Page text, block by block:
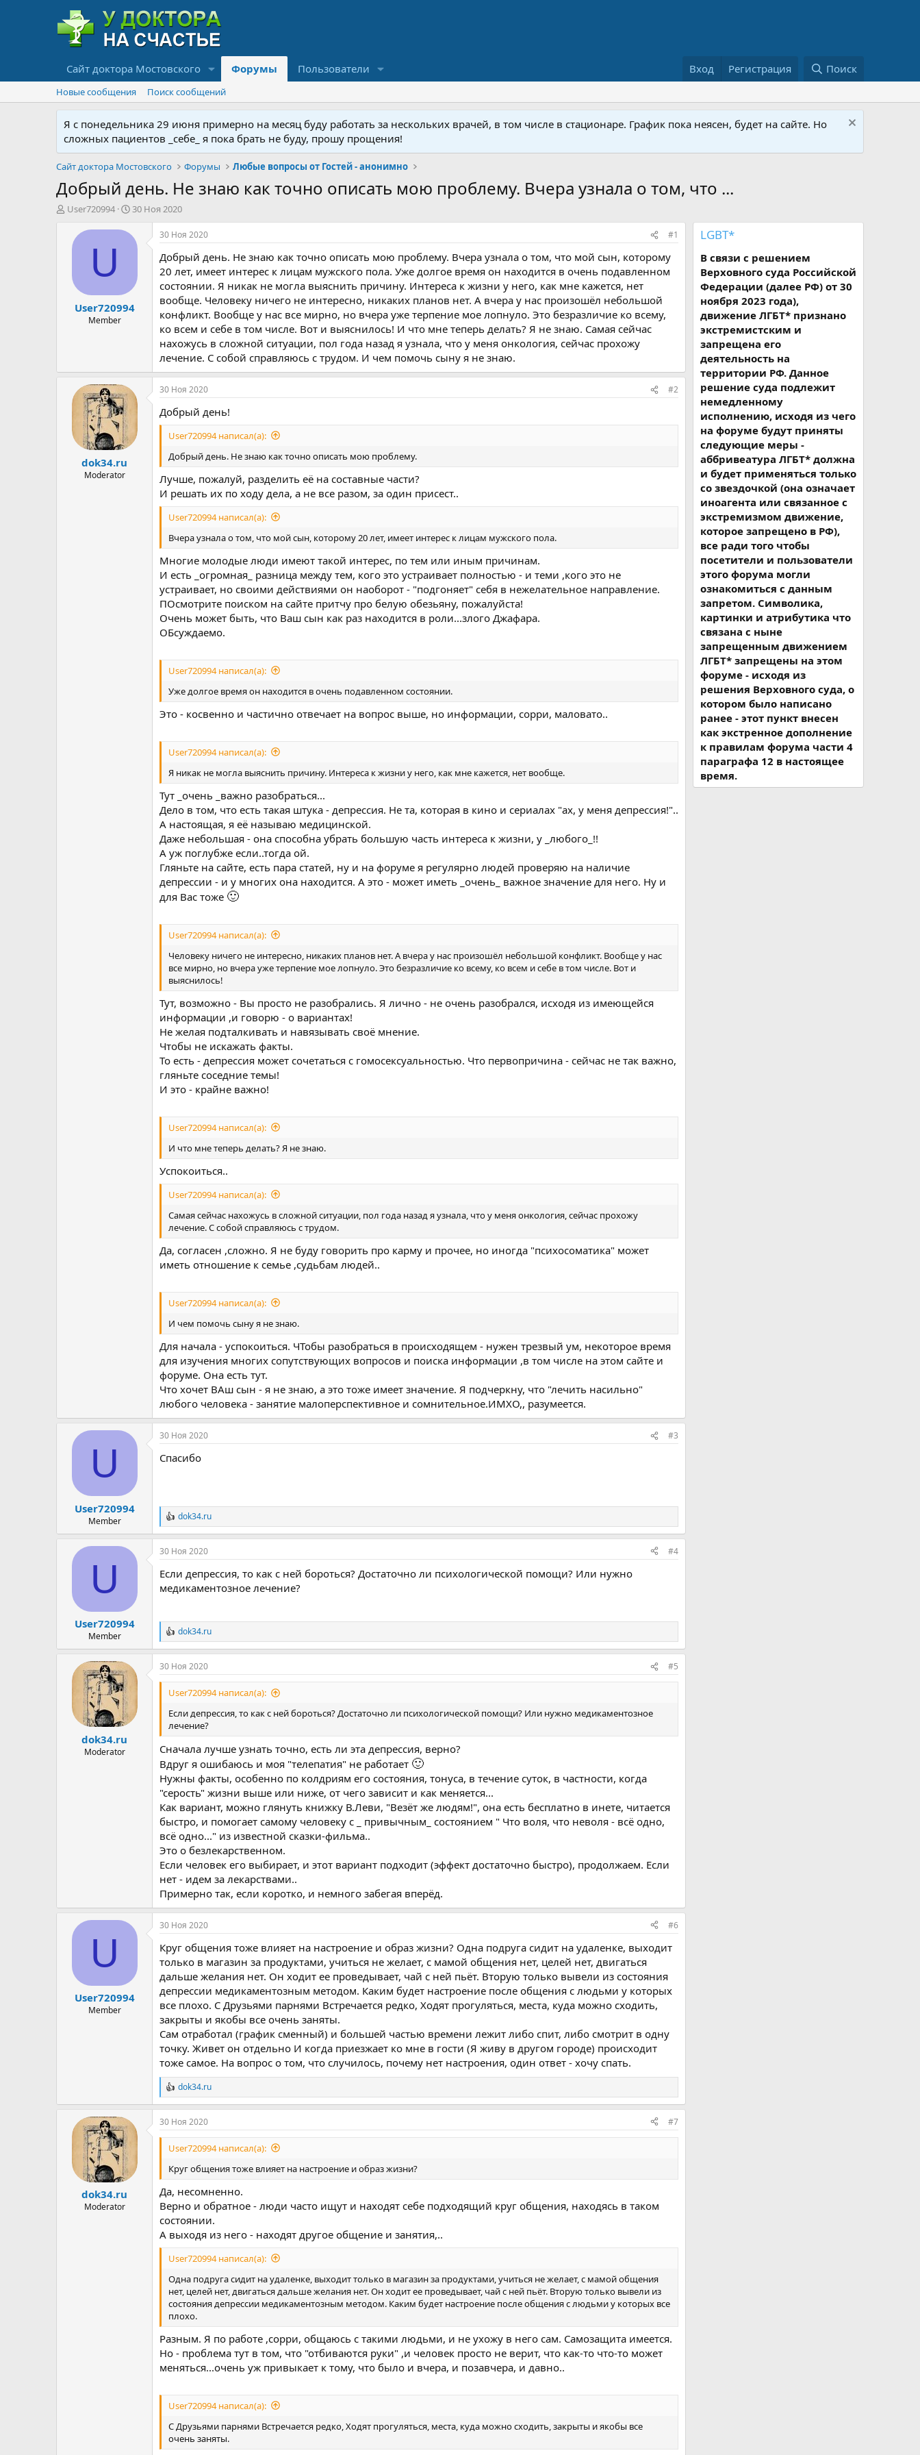
Сайт доктора Мостовского Форумы Пользователи Вход Регистрация Поиск
Новые сообщения Поиск сообщений
Я с понедельника 29 июня примерно на месяц буду работать за нескольких врачей, в том числе в стационаре. График пока неясен, будет на сайте. Но
сложных пациентов _себе_ я пока брать не буду, прошу прощения!
Сайт доктора Мостовского Форумы Любые вопросы от Гостей - анонимно
Добрый день. Не знаю как точно описать мою проблему. Вчера узнала о том, что ...
А
User720994
Д
т
а
ч
л
30 Ноя 2020
U
User720994
Member
30 Ноя 2020 #1
Добрый день. Не знаю как точно описать мою проблему. Вчера узнала о том, что мой сын, которому
20 лет, имеет интерес к лицам мужского пола. Уже долгое время он находится в очень подавленном
состоянии. Я никак не могла выяснить причину. Интереса к жизни у него, как мне кажется, нет
вообще. Человеку ничего не интересно, никаких планов нет. А вчера у нас произошёл небольшой
конфликт. Вообще у нас все мирно, но вчера уже терпение мое лопнуло. Это безразличие ко всему,
ко всем и себе в том числе. Вот и выяснилось! И что мне теперь делать? Я не знаю. Самая сейчас
нахожусь в сложной ситуации, пол года назад я узнала, что у меня онкология, сейчас прохожу
лечение. С собой справляюсь с трудом. И чем помочь сыну я не знаю.
dok34.ru
Moderator
30 Ноя 2020 #2
Добрый день!
User720994 написал(а):
Добрый день. Не знаю как точно описать мою проблему.
Лучше, пожалуй, разделить её на составные части?
И решать их по ходу дела, а не все разом, за один присест..
User720994 написал(а):
Вчера узнала о том, что мой сын, которому 20 лет, имеет интерес к лицам мужского пола.
Многие молодые люди имеют такой интерес, по тем или иным причинам.
И есть _огромная_ разница между тем, кого это устраивает полностью - и теми ,кого это не
устраивает, но своими действиями он наоборот - "подгоняет" себя в нежелательное направление.
ПОсмотрите поиском на сайте притчу про белую обезьяну, пожалуйста!
Очень может быть, что Ваш сын как раз находится в роли...злого Джафара.
ОБсуждаемо.
User720994 написал(а):
Уже долгое время он находится в очень подавленном состоянии.
Это - косвенно и частично отвечает на вопрос выше, но информации, сорри, маловато..
User720994 написал(а):
Я никак не могла выяснить причину. Интереса к жизни у него, как мне кажется, нет вообще.
Тут _очень _важно разобраться...
Дело в том, что есть такая штука - депрессия. Не та, которая в кино и сериалах "ах, у меня депрессия!"..
А настоящая, я её называю медицинской.
Даже небольшая - она способна убрать большую часть интереса к жизни, у _любого_!!
А уж поглубже если..тогда ой.
Гляньте на сайте, есть пара статей, ну и на форуме я регулярно людей проверяю на наличие
депрессии - и у многих она находится. А это - может иметь _очень_ важное значение для него. Ну и
для Вас тоже 🙂
User720994 написал(а):
Человеку ничего не интересно, никаких планов нет. А вчера у нас произошёл небольшой конфликт. Вообще у нас
все мирно, но вчера уже терпение мое лопнуло. Это безразличие ко всему, ко всем и себе в том числе. Вот и
выяснилось!
Тут, возможно - Вы просто не разобрались. Я лично - не очень разобрался, исходя из имеющейся
информации ,и говорю - о вариантах!
Не желая подталкивать и навязывать своё мнение.
Чтобы не искажать факты.
То есть - депрессия может сочетаться с гомосексуальностью. Что первопричина - сейчас не так важно,
гляньте соседние темы!
И это - крайне важно!
User720994 написал(а):
И что мне теперь делать? Я не знаю.
Успокоиться..
User720994 написал(а):
Самая сейчас нахожусь в сложной ситуации, пол года назад я узнала, что у меня онкология, сейчас прохожу
лечение. С собой справляюсь с трудом.
Да, согласен ,сложно. Я не буду говорить про карму и прочее, но иногда "психосоматика" может
иметь отношение к семье ,судьбам людей..
User720994 написал(а):
И чем помочь сыну я не знаю.
Для начала - успокоиться. ЧТобы разобраться в происходящем - нужен трезвый ум, некоторое время
для изучения многих сопутствующих вопросов и поиска информации ,в том числе на этом сайте и
форуме. Она есть тут.
Что хочет ВАш сын - я не знаю, а это тоже имеет значение. Я подчеркну, что "лечить насильно"
любого человека - занятие малоперспективное и сомнительное.ИМХО,, разумеется.
U
User720994
Member
30 Ноя 2020 #3
Спасибо
Р
е
а
к
и
и
dok34.ru
U
User720994
Member
30 Ноя 2020 #4
Если депрессия, то как с ней бороться? Достаточно ли психологической помощи? Или нужно
медикаментозное лечение?
Р
е
а
к
ц
и
dok34.ru
dok34.ru
Moderator
30 Ноя 2020 #5
User720994 написал(а):
Если депрессия, то как с ней бороться? Достаточно ли психологической помощи? Или нужно медикаментозное
лечение?
Сначала лучше узнать точно, есть ли эта депрессия, верно?
Вдруг я ошибаюсь и моя "телепатия" не работает 🙂
Нужны факты, особенно по колдриям его состояния, тонуса, в течение суток, в частности, когда
"серость" жизни выше или ниже, от чего зависит и как меняется...
Как вариант, можно глянуть книжку В.Леви, "Везёт же людям!", она есть бесплатно в инете, читается
быстро, и помогает самому человеку с _ привычным_ состоянием " Что воля, что неволя - всё одно,
всё одно..." из известной сказки-фильма..
Это о безлекарственном.
Если человек его выбирает, и этот вариант подходит (эффект достаточно быстро), продолжаем. Если
нет - идем за лекарствами..
Примерно так, если коротко, и немного забегая вперёд.
U
User720994
Member
30 Ноя 2020 #6
Круг общения тоже влияет на настроение и образ жизни? Одна подруга сидит на удаленке, выходит
только в магазин за продуктами, учиться не желает, с мамой общения нет, целей нет, двигаться
дальше желания нет. Он ходит ее проведывает, чай с ней пьёт. Вторую только вывели из состояния
депрессии медикаментозным методом. Каким будет настроение после общения с людьми у которых
все плохо. С Друзьями парнями Встречается редко, Ходят прогуляться, места, куда можно сходить,
закрыты и якобы все очень заняты.
Сам отработал (график сменный) и большей частью времени лежит либо спит, либо смотрит в одну
точку. Живет он отдельно И когда приезжает ко мне в гости (Я живу в другом городе) происходит
тоже самое. На вопрос о том, что случилось, почему нет настроения, один ответ - хочу спать.
Р
е
а
к
ц
и
dok34.ru
dok34.ru
Moderator
30 Ноя 2020 #7
User720994 написал(а):
Круг общения тоже влияет на настроение и образ жизни?
Да, несомненно.
Верно и обратное - люди часто ищут и находят себе подходящий круг общения, находясь в таком
состоянии.
А выходя из него - находят другое общение и занятия,..
User720994 написал(а):
Одна подруга сидит на удаленке, выходит только в магазин за продуктами, учиться не желает, с мамой общения
нет, целей нет, двигаться дальше желания нет. Он ходит ее проведывает, чай с ней пьёт. Вторую только вывели из
состояния депрессии медикаментозным методом. Каким будет настроение после общения с людьми у которых все
плохо.
Разным. Я по работе ,сорри, общаюсь с такими людьми, и не ухожу в него сам. Самозащита имеется.
Но - проблема тут в том, что "отбиваются руки" ,и человек просто не верит, что как-то что-то может
меняться...очень уж привыкает к тому, что было и вчера, и позавчера, и давно..
User720994 написал(а):
С Друзьями парнями Встречается редко, Ходят прогуляться, места, куда можно сходить, закрыты и якобы все
очень заняты.
LGBT*
В связи с решением
Верховного суда Российской
Федерации (далее РФ) от 30
ноября 2023 года),
движение ЛГБТ* признано
экстремистским и
запрещена его
деятельность на
территории РФ. Данное
решение суда подлежит
немедленному
исполнению, исходя из чего
на форуме будут приняты
следующие меры -
аббривеатура ЛГБТ* должна
и будет применяться только
со звездочкой (она означает
иноагента или связанное с
экстремизмом движение,
которое запрещено в РФ),
все ради того чтобы
посетители и пользователи
этого форума могли
ознакомиться с данным
запретом. Символика,
картинки и атрибутика что
связана с ныне
запрещенным движением
ЛГБТ* запрещены на этом
форуме - исходя из
решения Верховного суда, о
котором было написано
ранее - этот пункт внесен
как экстренное дополнение
к правилам форума части 4
параграфа 12 в настоящее
время.